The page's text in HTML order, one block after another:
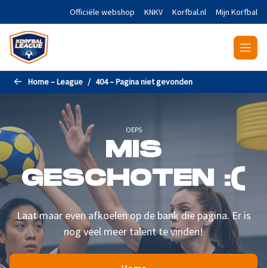
Naar de hoofdinhoud gaanOfficiële webshop KNKV Korfbal.nl Mijn Korfbal
Home – League 404 – Pagina niet gevonden
OEPS
MIS
GESCHOTEN :(
Laat maar even afkoelen op de bank die pagina. Er is
nog veel meer talent te vinden!